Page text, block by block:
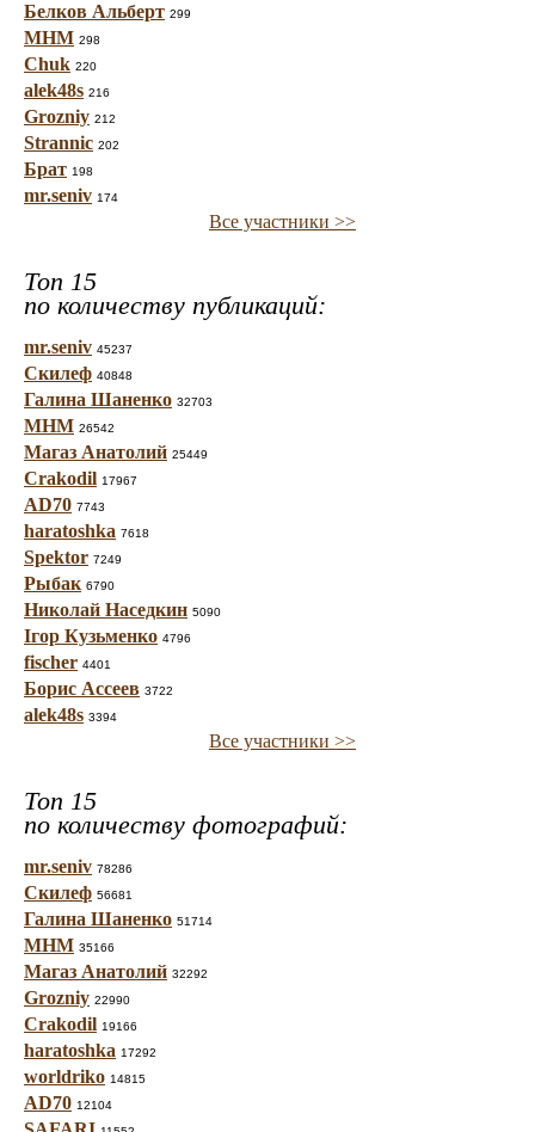
Белков Альберт 299
МНМ 298
Chuk 220
alek48s 216
Grozniy 212
Strannic 202
Брат 198
mr.seniv 174
Все участники >>
Топ 15
по количеству публикаций:
mr.seniv 45237
Скилеф 40848
Галина Шаненко 32703
МНМ 26542
Магаз Анатолий 25449
Crakodil 17967
AD70 7743
haratoshka 7618
Spektor 7249
Рыбак 6790
Николай Наседкин 5090
Ігор Кузьменко 4796
fischer 4401
Борис Ассеев 3722
alek48s 3394
Все участники >>
Топ 15
по количеству фотографий:
mr.seniv 78286
Скилеф 56681
Галина Шаненко 51714
МНМ 35166
Магаз Анатолий 32292
Grozniy 22990
Crakodil 19166
haratoshka 17292
worldriko 14815
AD70 12104